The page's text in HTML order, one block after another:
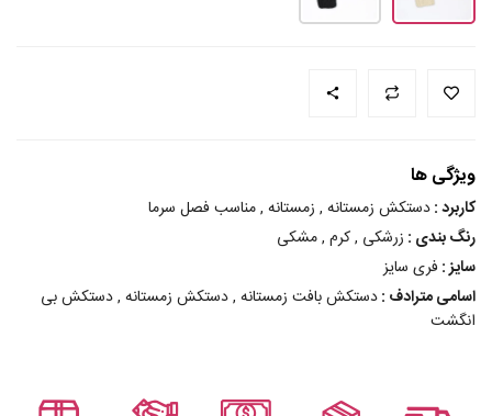
ویژگی ها
کاربرد :دستکش زمستانه , زمستانه , مناسب فصل سرما
رنگ بندی : زرشکی , کرم , مشکی
سایز : فری سایز
اسامی مترادف :دستکش بافت زمستانه , دستکش زمستانه , دستکش بی
انگشت